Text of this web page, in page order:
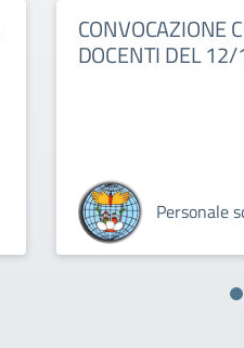
CONVOCAZIONE
DOCENTI DEL
Personale